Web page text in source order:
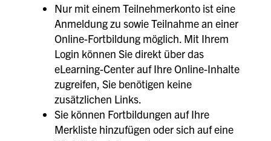
Nur mit einem Teilnehmerkonto ist eine
Anmeldung zu sowie Teilnahme an einer
Online-Fortbildung möglich. Mit Ihrem
Login können Sie direkt über das
eLearning-Center auf Ihre Online-Inhalte
zugreifen, Sie benötigen keine
zusätzlichen Links.
Sie können Fortbildungen auf Ihre
Merkliste hinzufügen oder sich auf eine